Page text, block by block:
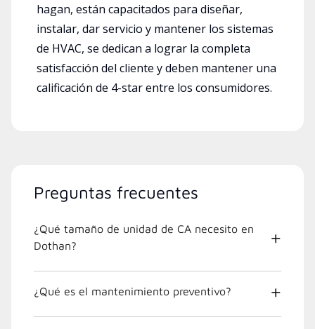
hagan, están capacitados para diseñar,
instalar, dar servicio y mantener los sistemas
de HVAC, se dedican a lograr la completa
satisfacción del cliente y deben mantener una
calificación de 4-star entre los consumidores.
Preguntas frecuentes
¿Qué tamaño de unidad de CA necesito en
Dothan?
¿Qué es el mantenimiento preventivo?